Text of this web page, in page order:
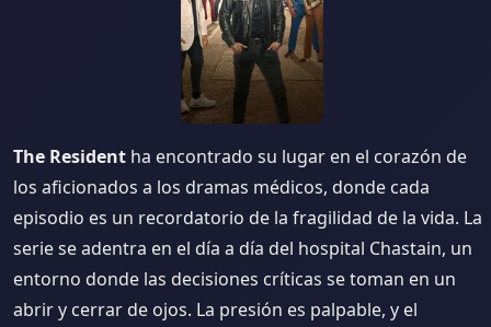
The Resident ha encontrado su lugar en el corazón de
los aficionados a los dramas médicos, donde cada
episodio es un recordatorio de la fragilidad de la vida. La
serie se adentra en el día a día del hospital Chastain, un
entorno donde las decisiones críticas se toman en un
abrir y cerrar de ojos. La presión es palpable, y el